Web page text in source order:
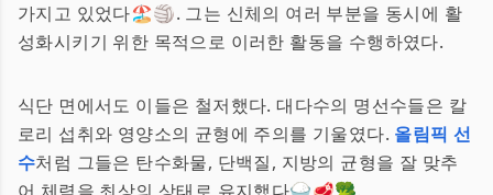
가지고 있었다🏖️🏐. 그는 신체의 여러 부분을 동시에 활
성화시키기 위한 목적으로 이러한 활동을 수행하였다.
식단 면에서도 이들은 철저했다. 대다수의 명선수들은 칼
로리 섭취와 영양소의 균형에 주의를 기울였다. 올림픽 선
수처럼 그들은 탄수화물, 단백질, 지방의 균형을 잘 맞추